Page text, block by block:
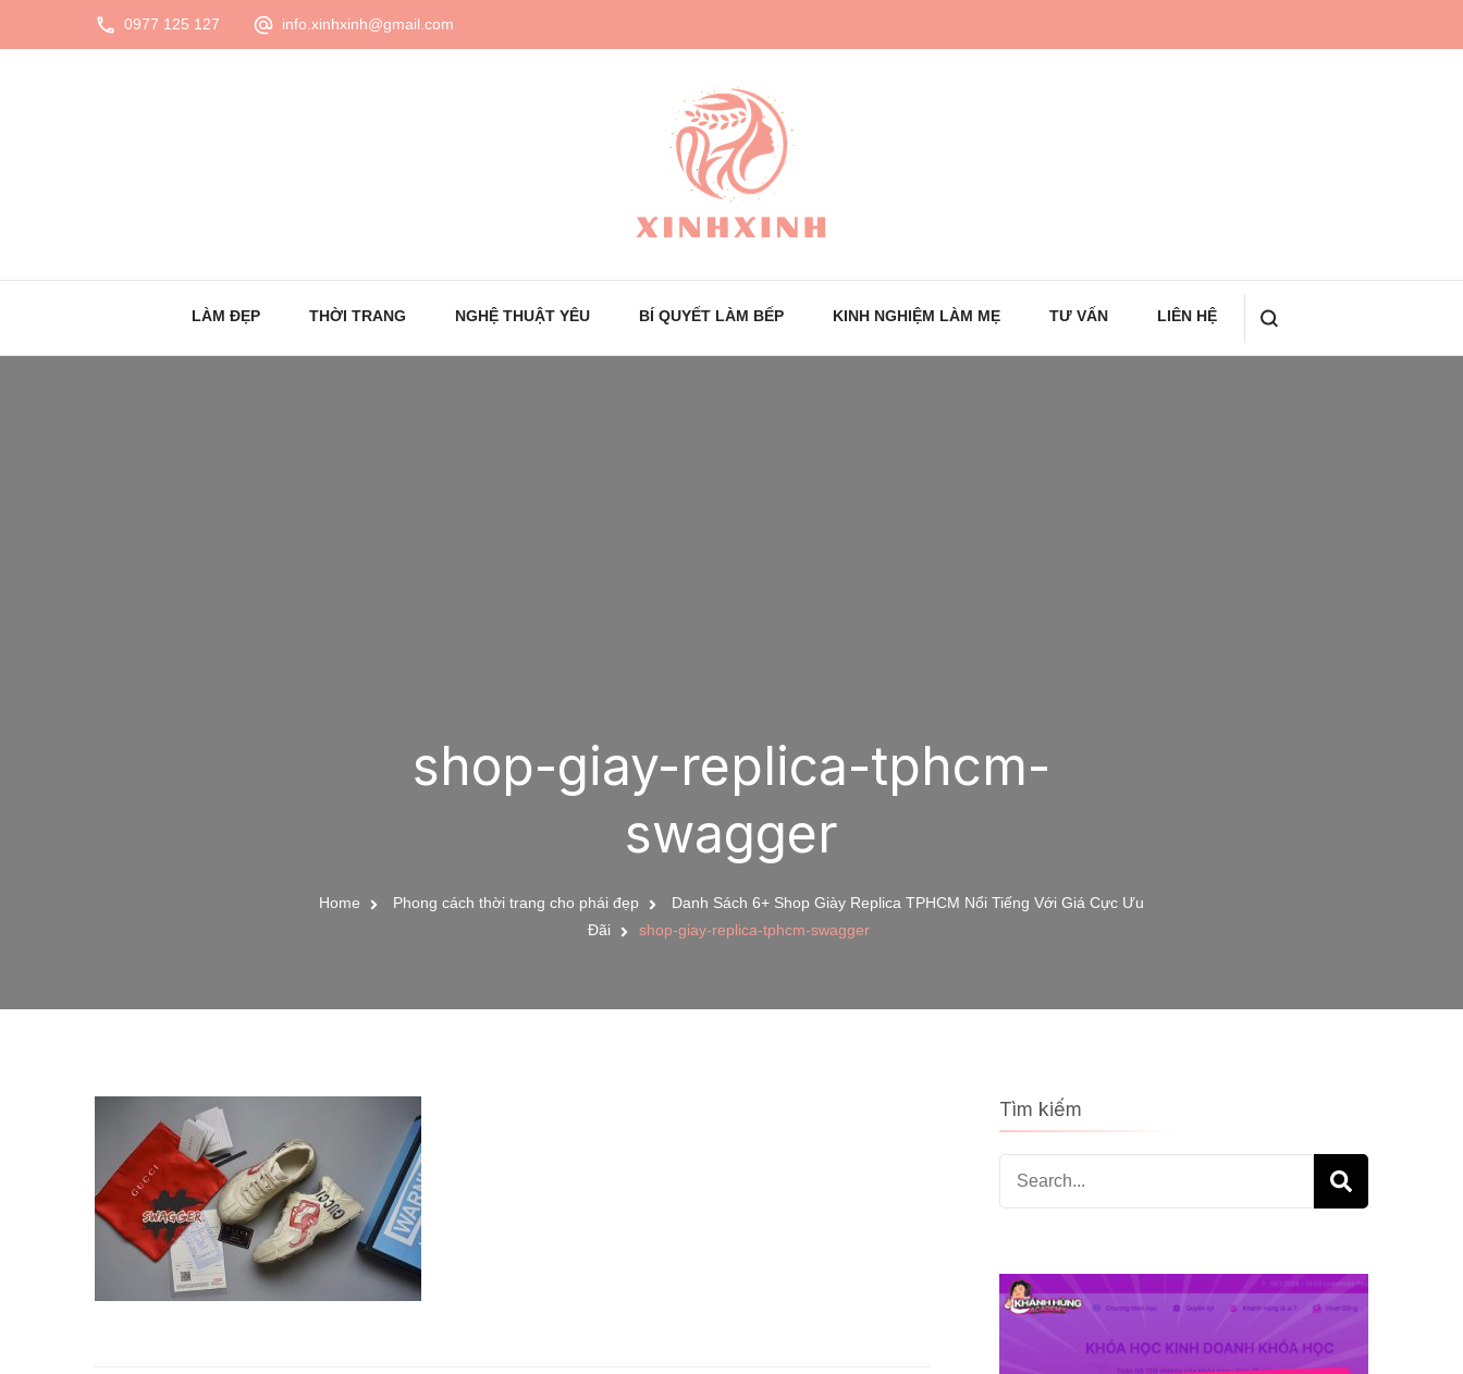
0977 125 127 info.xinhxinh@gmail.com
XinhXinh
Trang tin tức cho phái đẹp
LÀM ĐẸP THỜI TRANG NGHỆ THUẬT YÊU BÍ QUYẾT LÀM BẾP KINH NGHIỆM LÀM MẸ TƯ VẤN LIÊN HỆ
shop-giay-replica-tphcm-
swagger
Home Phong cách thời trang cho phái đẹp
Danh Sách 6+ Shop Giày Replica TPHCM Nổi Tiếng Với Giá Cực Ưu
Đãi
shop-giay-replica-tphcm-swagger
Tìm kiếm
Search
for: